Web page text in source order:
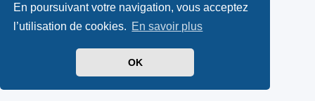
En poursuivant votre navigation, vous acceptez
l’utilisation de cookies. En savoir plus
OK